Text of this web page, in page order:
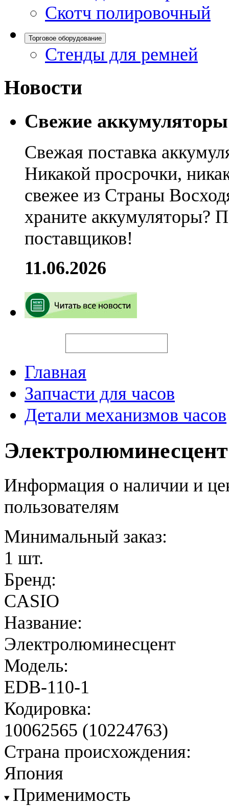
Скотч полировочный
Торговое оборудование
Стенды для ремней
Новости
Свежие
Свежая поставка
Никакой просрочки,
свежее из Страны
храните аккумуляторы?
поставщиков!
11.06.2026
Главная
Запчасти для часов
Детали механизмов часов
Информация о наличии и
пользователям
Минимальный заказ:
1 шт.
Бренд:
CASIO
Название:
Электролюминесцент
Модель:
EDB-110-1
Кодировка:
10062565 (10224763)
Страна происхождения:
Япония
Применимость